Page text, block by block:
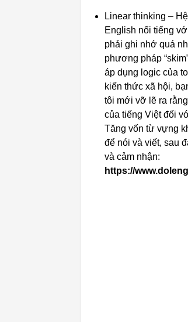
Linear thinking –
English nổi tiếng
phải ghi nhớ quá
phương pháp
áp dụng logic của
kiến ​​thức xã hội,
tôi mới vỡ lẽ ra
của tiếng Việt đối
Tăng vốn từ vựng
để nói và viết, sau
và cảm nhận:
https://